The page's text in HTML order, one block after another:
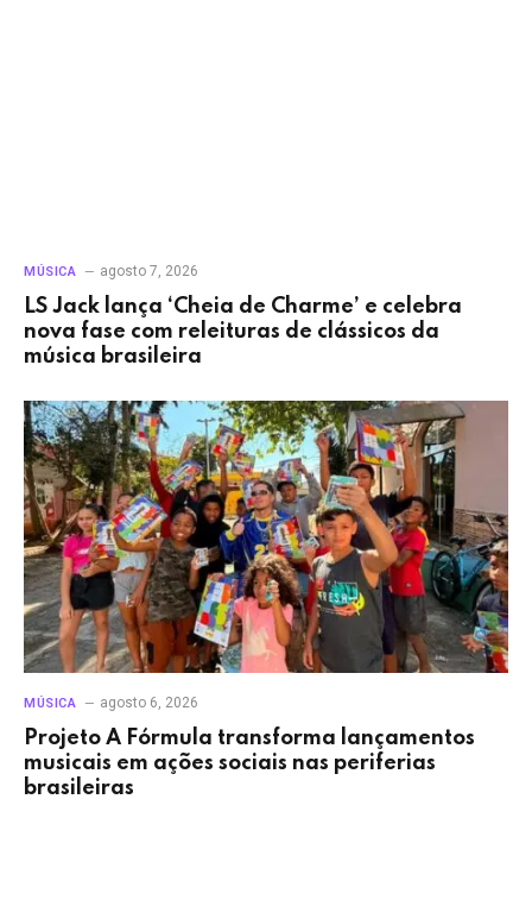
MÚSICA agosto 7, 2026
LS Jack lança ‘Cheia de Charme’ e celebra
nova fase com releituras de clássicos da
música brasileira
MÚSICA agosto 6, 2026
Projeto A Fórmula transforma lançamentos
musicais em ações sociais nas periferias
brasileiras